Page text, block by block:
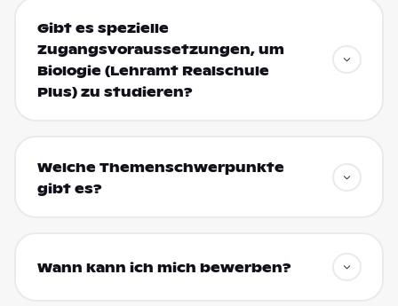
Gibt es spezielle
Zugangsvoraussetzungen, um
Biologie (Lehramt Realschule
Plus) zu studieren?
Welche Themenschwerpunkte
gibt es?
Wann kann ich mich bewerben?